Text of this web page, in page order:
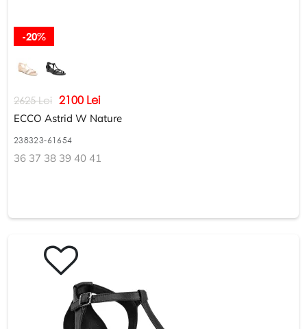
-20%
2625 Lei 2100 Lei
ECCO Astrid W Nature
238323-61654
36 37 38 39 40 41